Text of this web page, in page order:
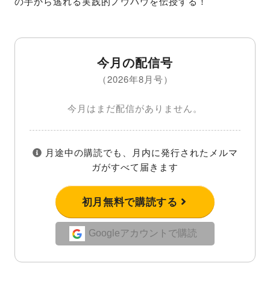
今月の配信号
（2026年8月号）
今月はまだ配信がありません。
月途中の購読でも、月内に発行されたメルマ
ガがすべて届きます
初月無料で購読する
Googleアカウントで購読